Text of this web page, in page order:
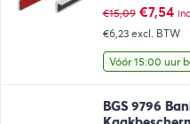
€15,09
prijs
was:
€15,09.
€7,54
prijs
is:
€6,23 excl. BTW
Vóór 15:00 uur
BGS 9796